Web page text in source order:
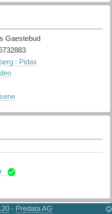
Gaestebud
: Pidax
- Predata AG